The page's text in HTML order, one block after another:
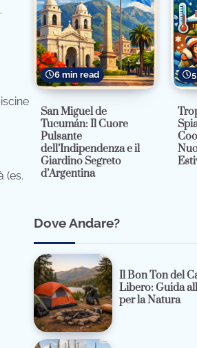
(es.
6 min read
San Miguel de
Tucumán: Il Cuore
Pulsante
dell’Indipendenza e il
Giardino Segreto
d’Argentina
Dove Andare?
Il Bon Ton del
Libero: Guida
per la Natura